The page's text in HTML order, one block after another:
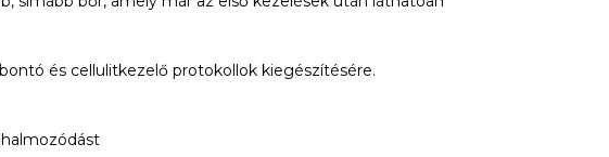
és cellulitkezelő protokollok kiegészítésére.